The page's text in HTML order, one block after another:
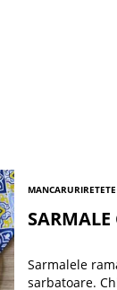
MANCARURI
SARMALE
Sarmalele
sarbatoare.